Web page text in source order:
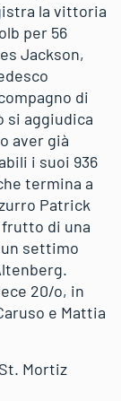
la vittoria
per 56
Jackson,
di
si aggiudica
aver già
i suoi 936
termina a
Patrick
di una
settimo
20/o, in
e Mattia
Mortiz